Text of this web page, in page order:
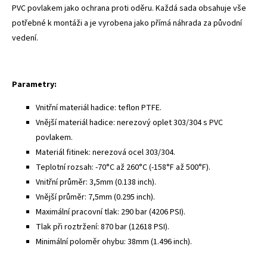
PVC povlakem jako ochrana proti oděru. Každá sada obsahuje vše
potřebné k montáži a je vyrobena jako přímá náhrada za původní
vedení.
Parametry:
Vnitřní materiál hadice: teflon PTFE.
Vnější materiál hadice: nerezový oplet 303/304 s PVC
povlakem.
Materiál fitinek: nerezová ocel 303/304.
Teplotní rozsah: -70°C až 260°C (-158°F až 500°F).
Vnitřní průměr: 3,5mm (0.138 inch).
Vnější průměr: 7,5mm (0.295 inch).
Maximální pracovní tlak: 290 bar (4206 PSI).
Tlak při roztržení: 870 bar (12618 PSI).
Minimální poloměr ohybu: 38mm (1.496 inch).